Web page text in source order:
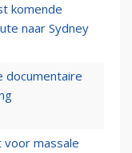
komende
naar Sydney
documentaire
massale